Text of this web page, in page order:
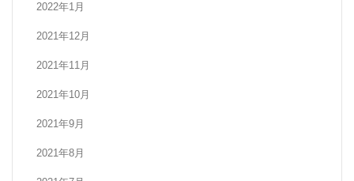
2022年1月
2021年12月
2021年11月
2021年10月
2021年9月
2021年8月